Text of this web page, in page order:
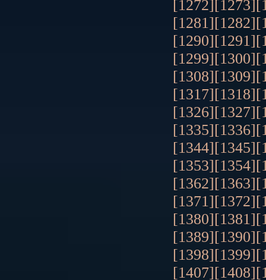
[1272][1273]
[1281][1282]
[1290][1291]
[1299][1300]
[1308][1309]
[1317][1318]
[1326][1327]
[1335][1336]
[1344][1345]
[1353][1354]
[1362][1363]
[1371][1372]
[1380][1381]
[1389][1390]
[1398][1399]
[1407][1408]